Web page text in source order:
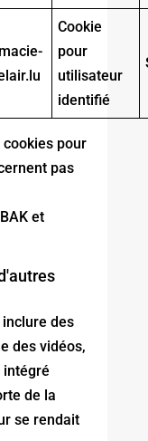
Cookie
pour
utilisateur
identifié
cookies pour
pas
et
des
des vidéos,
intégré
de la
se rendait